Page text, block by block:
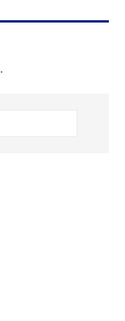
.